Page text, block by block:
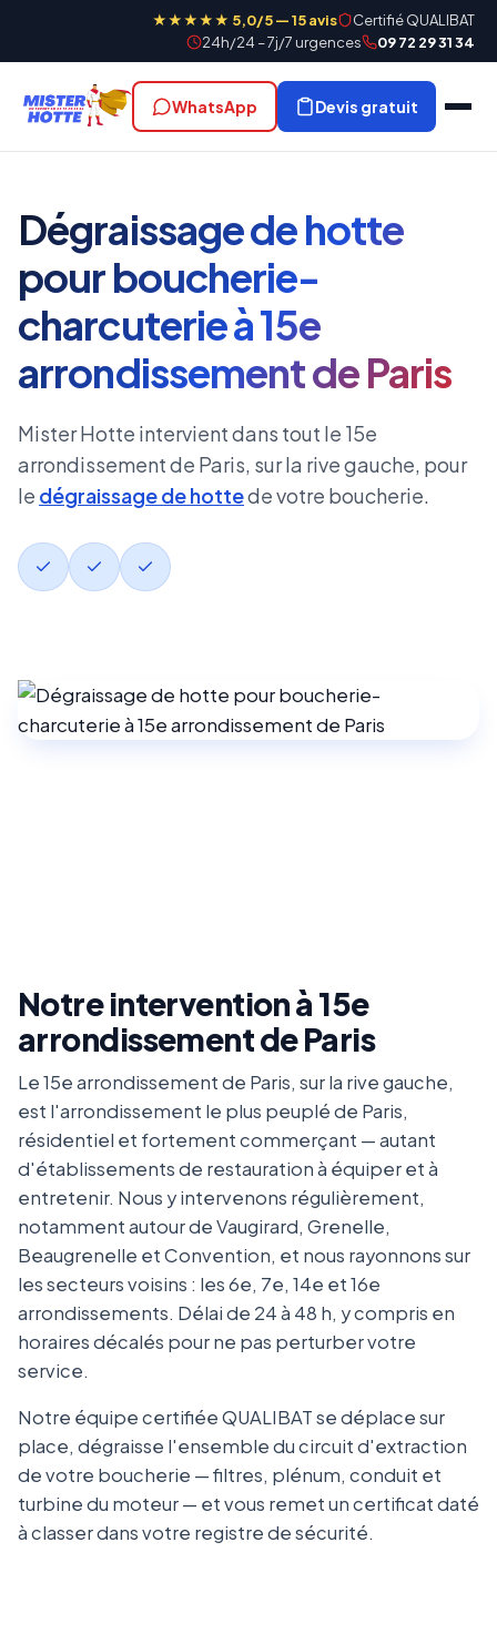
★★★★★ 5,0/5 — 15 avis
Certifié QUALIBAT
24h/24 – 7j/7 urgences
09 72 29 31 34
WhatsApp Devis gratuit
Dégraissage de hotte
pour boucherie-
charcuterie à 15e
arrondissement de Paris
Mister Hotte intervient dans tout le 15e
arrondissement de Paris, sur la rive gauche, pour
le dégraissage de hottede votre boucherie.
Notre intervention à 15e
arrondissement de Paris
Le 15e arrondissement de Paris, sur la rive gauche,
est l'arrondissement le plus peuplé de Paris,
résidentiel et fortement commerçant — autant
d'établissements de restauration à équiper et à
entretenir. Nous y intervenons régulièrement,
notamment autour de Vaugirard, Grenelle,
Beaugrenelle et Convention, et nous rayonnons sur
les secteurs voisins : les 6e, 7e, 14e et 16e
arrondissements. Délai de 24 à 48 h, y compris en
horaires décalés pour ne pas perturber votre
service.
Notre équipe certifiée QUALIBAT se déplace sur
place, dégraisse l'ensemble du circuit d'extraction
de votre boucherie — filtres, plénum, conduit et
turbine du moteur — et vous remet un certificat daté
à classer dans votre registre de sécurité.